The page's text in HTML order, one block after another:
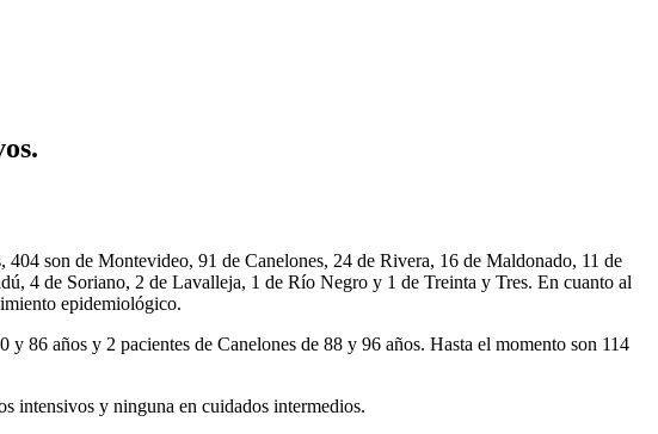
son de Montevideo, 91 de Canelones, 24 de Rivera, 16 de Maldonado, 11 de
4 de Soriano, 2 de Lavalleja, 1 de Río Negro y 1 de Treinta y Tres. En cuanto al
epidemiológico.
86 años y 2 pacientes de Canelones de 88 y 96 años. Hasta el momento son 114
intensivos y ninguna en cuidados intermedios.